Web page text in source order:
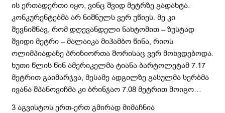
ის ერთადერთი იყო, ვინც შვიდ მეტრზე გადახტა.
კონკურენტებმა არ ნიშნულს ვერ უწიეს. მე კი
შევნიშნავ, რომ დღევანდელი ნახტომით – ზუსტად
შვიდი მეტრი – მალაიკა მიჰამბო წინა, რიოს
ოლიმპიადაზე პრიზიორთა შორისაც ვერ მოხვდებოდა.
ხუთი წლის წინ ამერიკელმა ტიანა ბარტოლეტამ 7.17
მეტრით გაიმარჯვა, მესამე ადგილზე გასულმა სერბმა
ივანა შპანოვიჩმა კი ბრინჯაო 7.08 მეტრით მოიგო…
3 აგვისტოს ერთ-ერთ გმირად მიმაჩნია